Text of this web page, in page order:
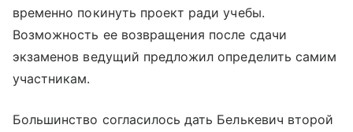
временно покинуть проект ради учебы.
Возможность ее возвращения после сдачи
экзаменов ведущий предложил определить самим
участникам.
Большинство согласилось дать Белькевич второй